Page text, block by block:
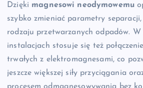
Dzięki magnesowi neodymowemu
szybko zmieniać parametry
rodzaju przetwarzanych odpadów.
instalacjach stosuje się też
trwałych z elektromagnesami, co
jeszcze większej siły przyciągania